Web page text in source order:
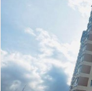
безопасная
магазины, кафе,
учебные
искусств.
«Мармелад», ТРЦ
развязка. метро